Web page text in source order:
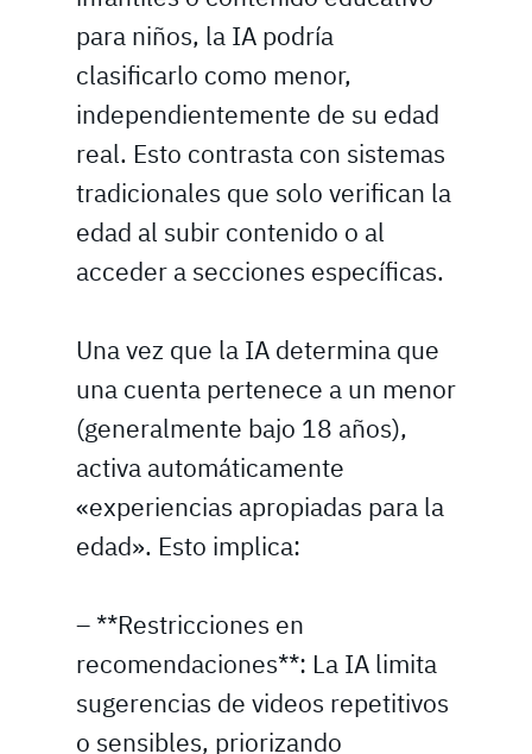
para niños, la IA podría
clasificarlo como menor,
independientemente de su edad
real. Esto contrasta con sistemas
tradicionales que solo verifican la
edad al subir contenido o al
acceder a secciones específicas.
Una vez que la IA determina que
una cuenta pertenece a un menor
(generalmente bajo 18 años),
activa automáticamente
«experiencias apropiadas para la
edad». Esto implica:
– **Restricciones en
recomendaciones**: La IA limita
sugerencias de videos repetitivos
o sensibles, priorizando